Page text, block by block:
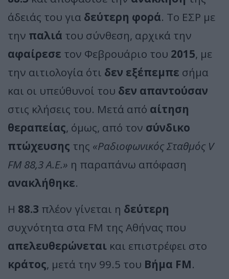
άδειάς του για δεύτερη φορά. Το ΕΣΡ με
την παλιά του σύνθεση, αρχικά την
αφαίρεσε τον Φεβρουάριο του 2015, με
την αιτιολογία ότι δεν εξέπεμπε σήμα
και οι υπεύθυνοί του δεν απαντούσαν
στις κλήσεις του. Μετά από αίτηση
θεραπείας, όμως, από τον σύνδικο
πτώχευσης της «Ραδιοφωνικός Σταθμός V
FM 88,3 A.E.» η παραπάνω απόφαση
ανακλήθηκε.
Η 88.3 πλέον γίνεται η δεύτερη
συχνότητα στα FM της Αθήνας που
απελευθερώνεται και επιστρέφει στο
κράτος, μετά την 99.5 του Βήμα FM.